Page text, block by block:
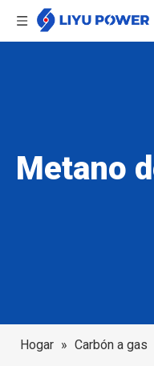
Metano
Hogar » Carbón a gas